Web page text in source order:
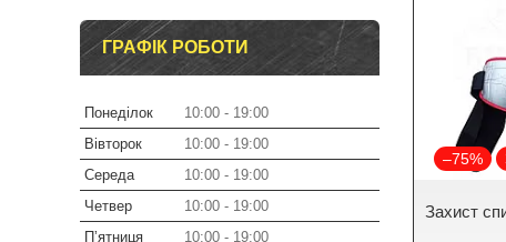
–75%
Захист
ГРАФІК РОБОТИ
Понеділок 10:00
19:00
Вівторок
10:00
19:00
Середа
10:00
19:00
Четвер
10:00
19:00
Пʼятниця
10:00
19:00